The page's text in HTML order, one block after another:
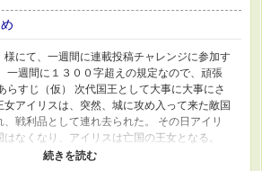
様にて、一週間に連載投稿チャレンジに参加す
一週間に１３００字超えの規定なので、頑張
らすじ（仮） 次代国王として大事に大事にさ
アイリスは、突然、城に攻め入って来た敵国
戦利品として連れ去られた。 その日アイリ
なくなり、アイリスは亡国の王女となる。
イリスに手を伸ばし、「必ず君を助ける！待っ